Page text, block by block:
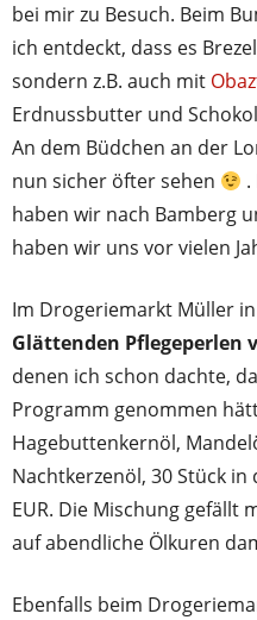
bei mir zu Besuch. Beim
ich entdeckt, dass es
sondern z.B. auch mit
Erdnussbutter und
An dem Büdchen an der
nun sicher öfter sehen
haben wir nach Bamberg
haben wir uns vor vielen
Im Drogeriemarkt Müller
Glättenden Pflegeperlen
denen ich schon dachte,
Programm genommen
Hagebuttenkernöl,
Nachtkerzenöl, 30 Stück
EUR. Die Mischung gefällt
auf abendliche Ölkuren
Ebenfalls beim